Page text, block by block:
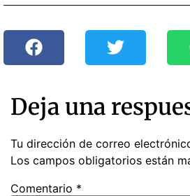
Deja una
Tu dirección de correo
Los campos obligatorios están
Comentario *